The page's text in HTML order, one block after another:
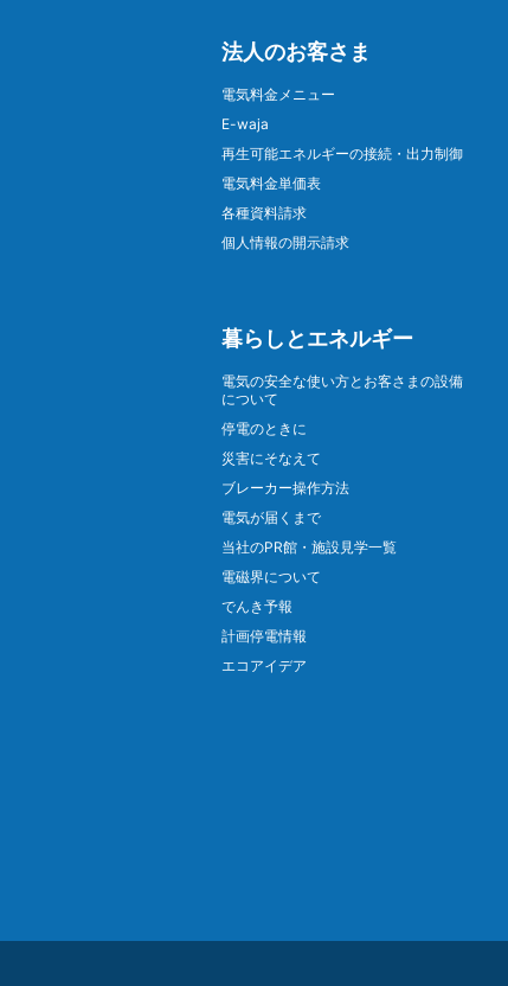
法人のお客さま
電気料金メニュー
E-waja
再生可能エネルギーの接続・出力制御
電気料金単価表
各種資料請求
個人情報の開示請求
暮らしとエネルギー
電気の安全な使い方とお客さまの設備
について
停電のときに
災害にそなえて
ブレーカー操作方法
電気が届くまで
当社のPR館・施設見学一覧
電磁界について
でんき予報
計画停電情報
エコアイデア